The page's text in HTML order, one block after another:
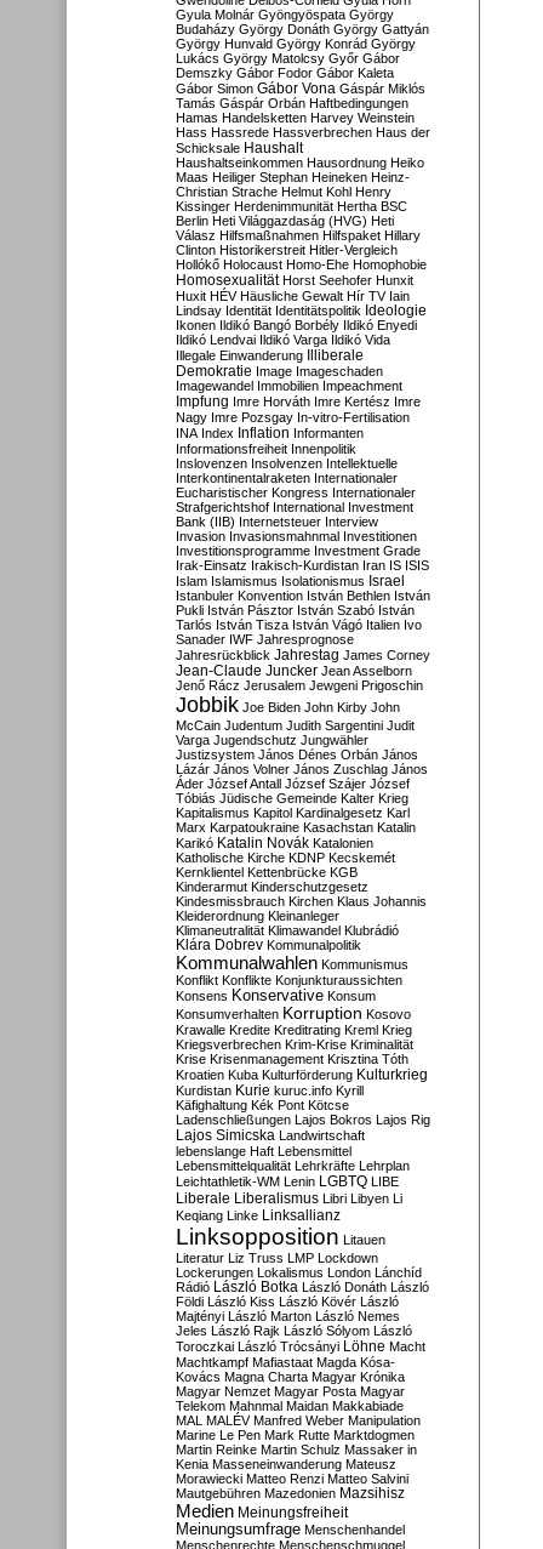
Gyula Molnár Gyöngyöspata György
Budaházy György Donáth György Gattyán
György Hunvald György Konrád György
Lukács György Matolcsy Győr Gábor
Demszky Gábor Fodor Gábor Kaleta
Gábor Simon Gábor Vona Gáspár Miklós
Tamás Gáspár Orbán Haftbedingungen
Hamas Handelsketten Harvey Weinstein
Hass Hassrede Hassverbrechen Haus der
Schicksale Haushalt
Haushaltseinkommen Hausordnung Heiko
Maas Heiliger Stephan Heineken Heinz-
Christian Strache Helmut Kohl Henry
Kissinger Herdenimmunität Hertha BSC
Berlin Heti Világgazdaság (HVG) Heti
Válasz Hilfsmaßnahmen Hilfspaket Hillary
Clinton Historikerstreit Hitler-Vergleich
Hollókő Holocaust Homo-Ehe Homophobie
Homosexualität Horst Seehofer Hunxit
Huxit HÉV Häusliche Gewalt Hír TV Iain
Lindsay Identität Identitätspolitik Ideologie
Ikonen Ildikó Bangó Borbély Ildikó Enyedi
Ildikó Lendvai Ildikó Varga Ildikó Vida
Illegale Einwanderung Illiberale
Demokratie Image Imageschaden
Imagewandel Immobilien Impeachment
Impfung Imre Horváth Imre Kertész Imre
Nagy Imre Pozsgay In-vitro-Fertilisation
INA Index Inflation Informanten
Informationsfreiheit Innenpolitik
Inslovenzen Insolvenzen Intellektuelle
Interkontinentalraketen Internationaler
Eucharistischer Kongress Internationaler
Strafgerichtshof International Investment
Bank (IIB) Internetsteuer Interview
Invasion Invasionsmahnmal Investitionen
Investitionsprogramme Investment Grade
Irak-Einsatz Irakisch-Kurdistan Iran IS ISIS
Islam Islamismus Isolationismus Israel
Istanbuler Konvention István Bethlen István
Pukli István Pásztor István Szabó István
Tarlós István Tisza István Vágó Italien Ivo
Sanader IWF Jahresprognose
Jahresrückblick Jahrestag James Corney
Jean-Claude Juncker Jean Asselborn
Jenő Rácz Jerusalem Jewgeni Prigoschin
Jobbik Joe Biden John Kirby John
McCain Judentum Judith Sargentini Judit
Varga Jugendschutz Jungwähler
Justizsystem János Dénes Orbán János
Lázár János Volner János Zuschlag János
Áder József Antall József Szájer József
Tóbiás Jüdische Gemeinde Kalter Krieg
Kapitalismus Kapitol Kardinalgesetz Karl
Marx Karpatoukraine Kasachstan Katalin
Karikó Katalin Novák Katalonien
Katholische Kirche KDNP Kecskemét
Kernklientel Kettenbrücke KGB
Kinderarmut Kinderschutzgesetz
Kindesmissbrauch Kirchen Klaus Johannis
Kleiderordnung Kleinanleger
Klimaneutralität Klimawandel Klubrádió
Klára Dobrev Kommunalpolitik
Kommunalwahlen Kommunismus
Konflikt Konflikte Konjunkturaussichten
Konsens Konservative Konsum
Konsumverhalten Korruption Kosovo
Krawalle Kredite Kreditrating Kreml Krieg
Kriegsverbrechen Krim-Krise Kriminalität
Krise Krisenmanagement Krisztina Tóth
Kroatien Kuba Kulturförderung Kulturkrieg
Kurdistan Kurie kuruc.info Kyrill
Käfighaltung Kék Pont Kötcse
Ladenschließungen Lajos Bokros Lajos Rig
Lajos Simicska Landwirtschaft
lebenslange Haft Lebensmittel
Lebensmittelqualität Lehrkräfte Lehrplan
Leichtathletik-WM Lenin LGBTQ LIBE
Liberale Liberalismus Libri Libyen Li
Keqiang Linke Linksallianz
Linksopposition Litauen
Literatur Liz Truss LMP Lockdown
Lockerungen Lokalismus London Lánchíd
Rádió
László Botka László Donáth László
Földi László Kiss László Kövér László
Majtényi László Marton László Nemes
Jeles László Rajk László Sólyom László
Toroczkai László Trócsányi Löhne Macht
Machtkampf Mafiastaat Magda Kósa-
Kovács Magna Charta Magyar Krónika
Magyar Nemzet Magyar Posta Magyar
Telekom Mahnmal Maidan Makkabiade
MAL MALÉV Manfred Weber Manipulation
Marine Le Pen Mark Rutte Marktdogmen
Martin Reinke Martin Schulz Massaker in
Kenia Masseneinwanderung Mateusz
Morawiecki Matteo Renzi Matteo Salvini
Mautgebühren Mazedonien Mazsihisz
Medien Meinungsfreiheit
Meinungsumfrage Menschenhandel
Menschenrechte Menschenschmuggel